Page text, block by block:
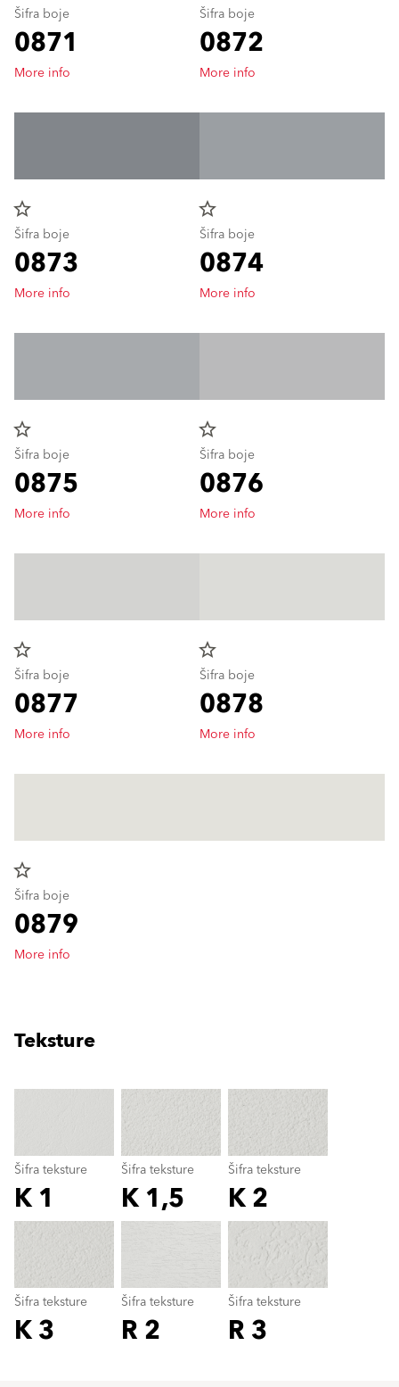
Šifra boje
0871
More info
Šifra boje
0872
More info
star_border
Šifra boje
0873
More info
star_border
Šifra boje
0874
More info
star_border
Šifra boje
0875
More info
star_border
Šifra boje
0876
More info
star_border
Šifra boje
0877
More info
star_border
Šifra boje
0878
More info
star_border
Šifra boje
0879
More info
Teksture
Šifra teksture
K 1
Šifra teksture
K 1,5
Šifra teksture
K 2
Šifra teksture
K 3
Šifra teksture
R 2
Šifra teksture
R 3
Šifra teksture
color_name